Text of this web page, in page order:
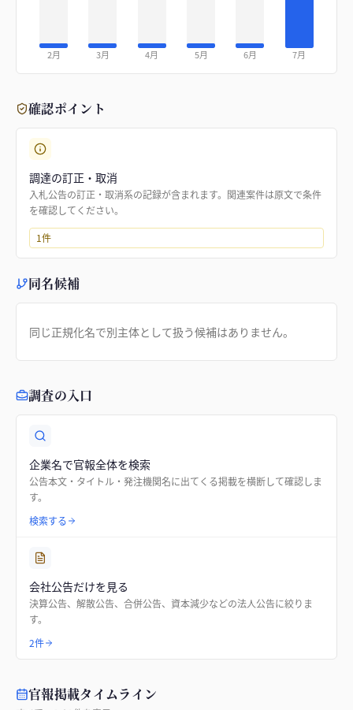
2月 3月 4月 5月 6月 7月
確認ポイント
調達の訂正・取消
入札公告の訂正・取消系の記録が含まれます。関連案件は原文で条件
を確認してください。
1件
同名候補
同じ正規化名で別主体として扱う候補はありません。
調査の入口
企業名で官報全体を検索
公告本文・タイトル・発注機関名に出てくる掲載を横断して確認しま
す。
検索する
会社公告だけを見る
決算公告、解散公告、合併公告、資本減少などの法人公告に絞りま
す。
2件
官報掲載タイムライン